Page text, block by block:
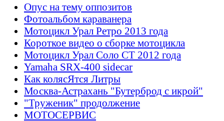
Опус на тему оппозитов
Фотоальбом караванера
Мотоцикл Урал Ретро 2013 года
Короткое видео о сборке мотоцикла
Мотоцикл Урал Соло СТ 2012 года
Yamaha SRX-400 sidecar
Как колясЯтся Литры
Москва-Астрахань "Бутерброд с икрой"
"Труженик" продолжение
МОТОСЕРВИС